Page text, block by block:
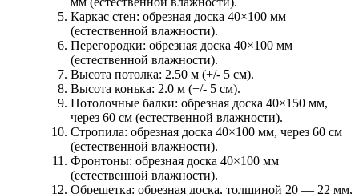
Каркас стен: обрезная доска 40×100 мм
(естественной влажности).
Перегородки: обрезная доска 40×100 мм
(естественной влажности).
Высота потолка: 2.50 м (+/- 5 см).
Высота конька: 2.0 м (+/- 5 см).
Потолочные балки: обрезная доска 40×150 мм,
через 60 см (естественной влажности).
Стропила: обрезная доска 40×100 мм, через 60 см
(естественной влажности).
Фронтоны: обрезная доска 40×100 мм
(естественной влажности).
Обрешетка: обрезная доска, толщиной 20 — 22 мм,